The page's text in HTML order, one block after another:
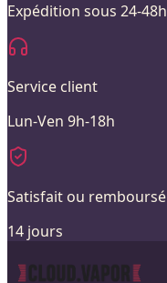
Expédition sous 24-48h
Service client
Lun-Ven 9h-18h
Satisfait ou remboursé
14 jours